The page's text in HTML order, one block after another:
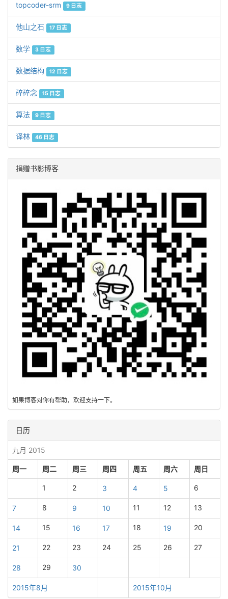
topcoder-srm 9 日志
他山之石 17 日志
数学 3 日志
数据结构 12 日志
碎碎念 15 日志
算法 9 日志
译林 46 日志
捐赠书影博客
如果博客对你有帮助，欢迎支持一下。
日历
九月 2015
周一 周二 周三 周四 周五 周六 周日
2015年8月 2015年10月
1 2 3 4 5 6
7 8 9 10 11 12 13
14 15 16 17 18 19 20
21 22 23 24 25 26 27
28 29 30